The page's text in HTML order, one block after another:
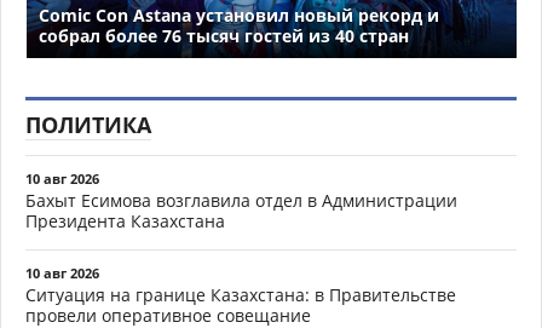
Comic Con Astana установил новый рекорд и
собрал более 76 тысяч гостей из 40 стран
ПОЛИТИКА
10 авг 2026
Бахыт Есимова возглавила отдел в Администрации
Президента Казахстана
10 авг 2026
Ситуация на границе Казахстана: в Правительстве
провели оперативное совещание